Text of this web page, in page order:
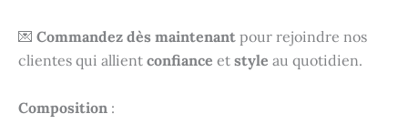
💌 Commandez dès maintenant pour rejoindre nos
clientes qui allient confiance et style au quotidien.
Composition :